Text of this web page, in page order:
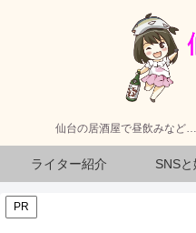
仙台の居酒屋で昼飲みなど
ライター紹介 SNS
PR